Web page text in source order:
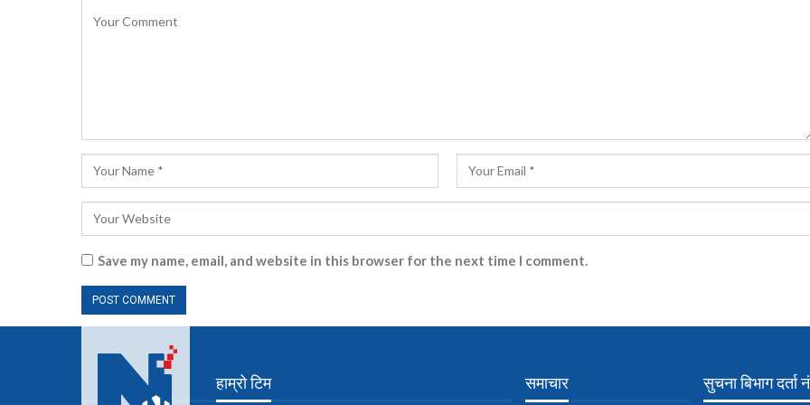
Save my name, email, and website in this browser for the next time I comment.
हाम्रो टिम समाचार सुचना बिभाग दर्ता